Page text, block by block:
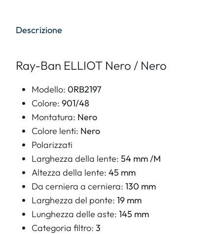
Descrizione
Ray-Ban ELLIOT Nero / Nero
Modello: 0RB2197
Colore: 901/48
Montatura: Nero
Colore lenti: Nero
Polarizzati
Larghezza della lente: 54 mm /M
Altezza della lente: 45 mm
Da cerniera a cerniera: 130 mm
Larghezza del ponte: 19 mm
Lunghezza delle aste: 145 mm
Categoria filtro: 3